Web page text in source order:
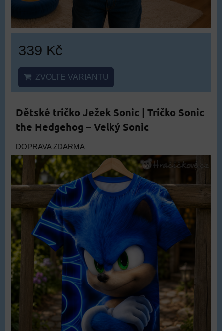
339 Kč
ZVOLTE VARIANTU
Dětské tričko Ježek Sonic | Tričko Sonic
the Hedgehog – Velký Sonic
DOPRAVA ZDARMA